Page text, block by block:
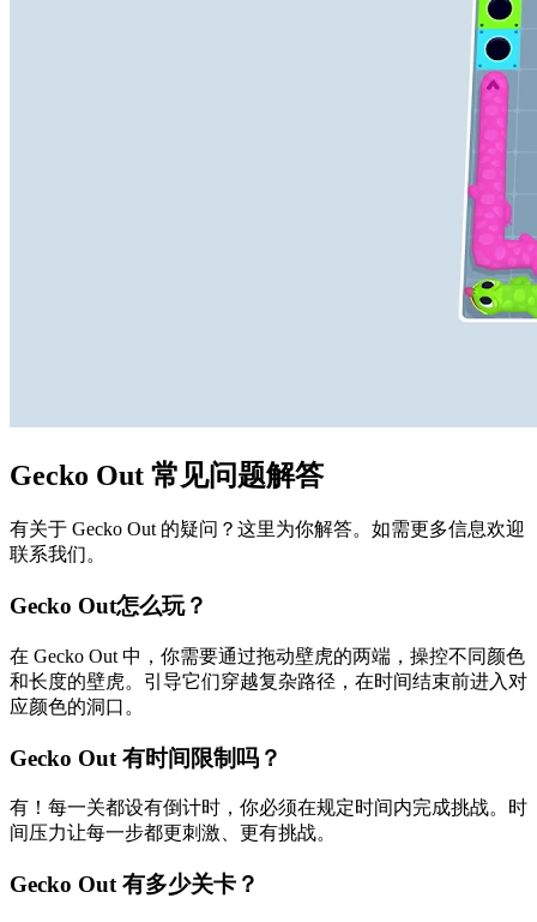
Gecko Out 常见问题解答
有关于 Gecko Out 的疑问？这里为你解答。如需更多信息欢迎
联系我们。
Gecko Out怎么玩？
在 Gecko Out 中，你需要通过拖动壁虎的两端，操控不同颜色
和长度的壁虎。引导它们穿越复杂路径，在时间结束前进入对
应颜色的洞口。
Gecko Out 有时间限制吗？
有！每一关都设有倒计时，你必须在规定时间内完成挑战。时
间压力让每一步都更刺激、更有挑战。
Gecko Out 有多少关卡？